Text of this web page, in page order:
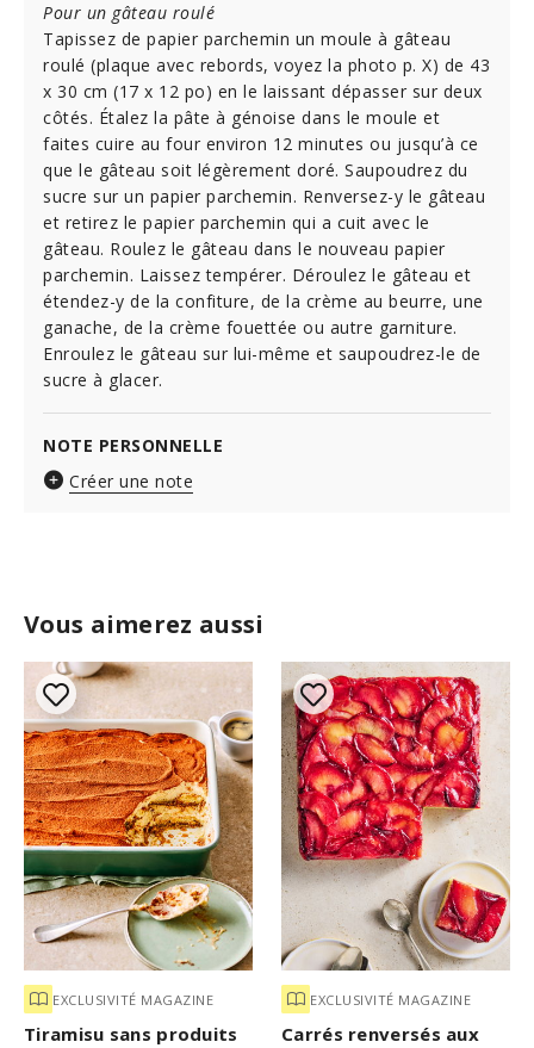
Vous aimerez aussi
EXCLUSIVITÉ MAGAZINE
Tiramisu sans produits
EXCLUSIVITÉ MAGAZINE
Carrés renversés aux
Pour un gâteau roulé
Tapissez de papier parchemin un moule à gâteau
roulé (plaque avec rebords, voyez la photo p. X) de 43
x 30 cm (17 x 12 po) en le laissant dépasser sur deux
côtés. Étalez la pâte à génoise dans le moule et
faites cuire au four environ 12 minutes ou jusqu’à ce
que le gâteau soit légèrement doré. Saupoudrez du
sucre sur un papier parchemin. Renversez-y le gâteau
et retirez le papier parchemin qui a cuit avec le
gâteau. Roulez le gâteau dans le nouveau papier
parchemin. Laissez tempérer. Déroulez le gâteau et
étendez-y de la confiture, de la crème au beurre, une
ganache, de la crème fouettée ou autre garniture.
Enroulez le gâteau sur lui-même et saupoudrez-le de
sucre à glacer.
NOTE PERSONNELLE
Créer une note